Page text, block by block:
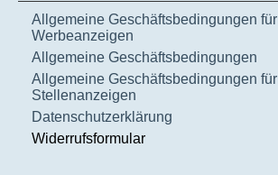
Allgemeine Geschäftsbedingungen für
Werbeanzeigen
Allgemeine Geschäftsbedingungen
Allgemeine Geschäftsbedingungen für
Stellenanzeigen
Datenschutzerklärung
Widerrufsformular